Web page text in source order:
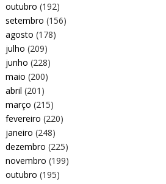
outubro (192)
setembro (156)
agosto (178)
julho (209)
junho (228)
maio (200)
abril (201)
março (215)
fevereiro (220)
janeiro (248)
dezembro (225)
novembro (199)
outubro (195)